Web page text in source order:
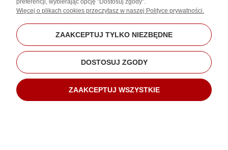
Regulacja czasu podświetlania ekranu
Funkcja Always ON( aktywne wyświetlanie godziny
w czasie spoczynku smartwatch'a )
Godzina, Data, Dzień tygodnia
Wskaźnik Baterii
Rejestr połączeń .( Dokładna data i godzina
wszystkich połączeń przychodzących i wychodzących
Książka telefoniczna
preferencji, wybierając opcję "Dostosuj zgody".
Więcej o plikach cookies przeczytasz w naszej Polityce prywatności.
ZAAKCEPTUJ TYLKO NIEZBĘDNE
DOSTOSUJ ZGODY
ZAAKCEPTUJ WSZYSTKIE